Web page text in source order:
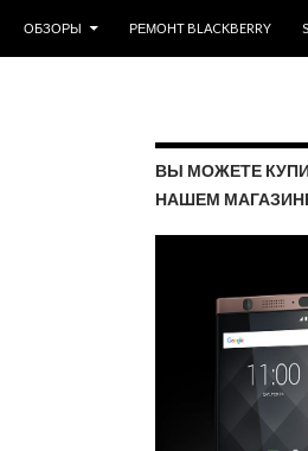
ОБЗОРЫ РЕМОНТ BLACKBERRY
ВЫ МОЖЕТЕ
НАШЕМ